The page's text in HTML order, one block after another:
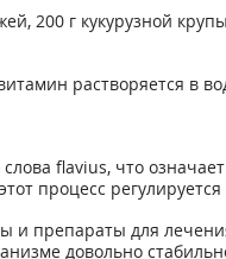
г кукурузной
растворяется в
flavius, что
процесс
препараты для
довольно